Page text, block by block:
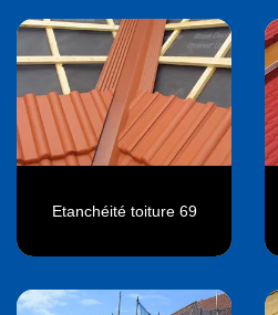
Etanchéité toiture 69